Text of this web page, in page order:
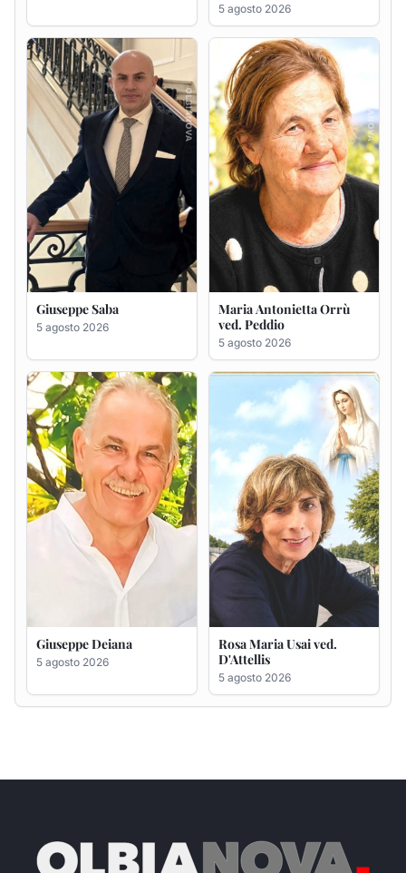
Giuseppe Saba
5 agosto 2026
Maria Antonietta Orrù
ved. Peddio
5 agosto 2026
Giuseppe Deiana
5 agosto 2026
Rosa Maria Usai ved.
D'Attellis
5 agosto 2026